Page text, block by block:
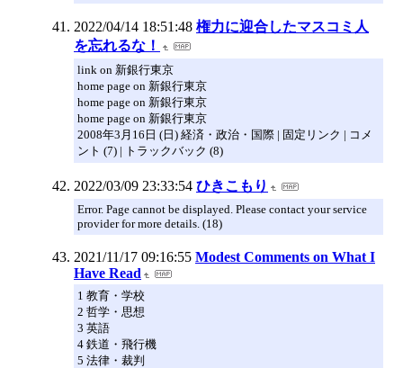
2022/04/14 18:51:48 権力に迎合したマスコミ人
を忘れるな！
link on 新銀行東京
home page on 新銀行東京
home page on 新銀行東京
home page on 新銀行東京
2008年3月16日 (日) 経済・政治・国際 | 固定リンク | コメ
ント (7) | トラックバック (8)
2022/03/09 23:33:54 ひきこもり
Error. Page cannot be displayed. Please contact your service
provider for more details. (18)
2021/11/17 09:16:55 Modest Comments on What I
Have Read
1 教育・学校
2 哲学・思想
3 英語
4 鉄道・飛行機
5 法律・裁判